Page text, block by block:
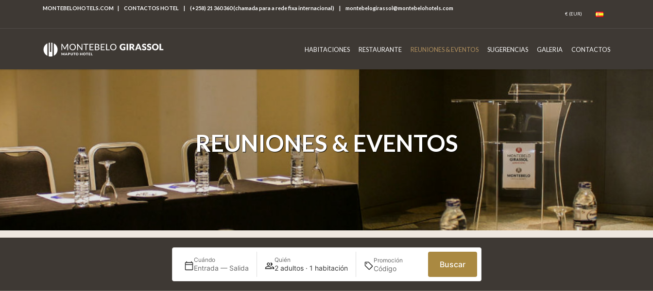
MONTEBELOHOTELS.COM | CONTACTOS HOTEL | (+258) 21 360 360 (chamada para a rede fixa internacional) | montebelogirassol@montebelohotels.com
HABITACIONES RESTAURANTE REUNIONES & EVENTOS SUGERENCIAS GALERIA CONTACTOS
REUNIONES & EVENTOS
Cuándo
Entrada — Salida
Quién
2 adultos · 1 habitación
Promoción Buscar